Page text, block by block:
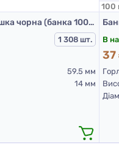
Гвинтова кришка чорна (банка 100 мл)
1 308 шт.
59.5 мм
14 мм
100
В
37